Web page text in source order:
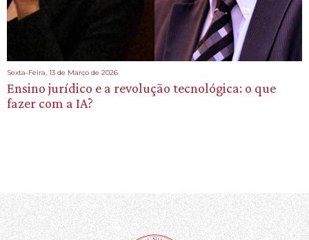
Sexta-Feira, 13 de Março de 2026
Ensino jurídico e a revolução tecnológica: o que
fazer com a IA?